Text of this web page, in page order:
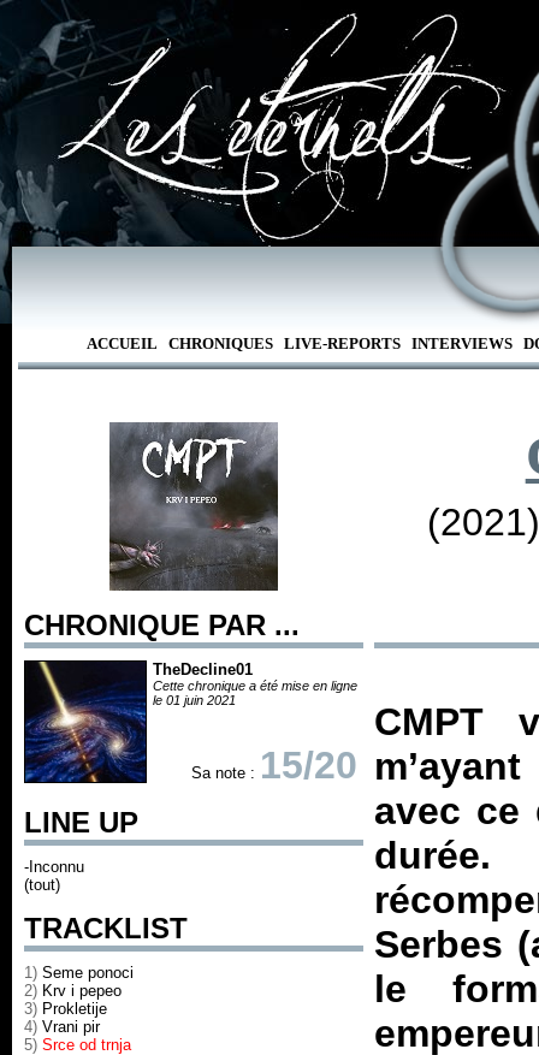
ACCUEIL CHRONIQUES LIVE-REPORTS INTERVIEWS
CHRONIQUE PAR ...
TheDecline01
Cette chronique a été mise en ligne
le 01 juin 2021
Sa note : 15/20
LINE UP
-Inconnu
(tout)
TRACKLIST
1) Seme ponoci
2) Krv i pepeo
3) Prokletije
4) Vrani pir
5) Srce od trnja
CMPT
avec ce
Serbes
le